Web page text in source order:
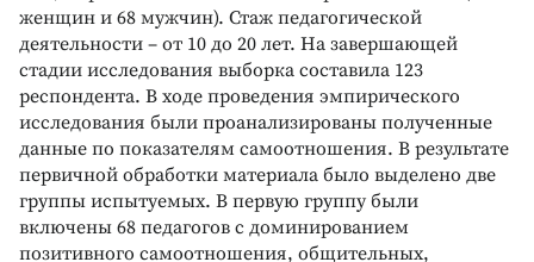
женщин и 68 мужчин). Стаж педагогической
деятельности – от 10 до 20 лет. На завершающей
стадии исследования выборка составила 123
респондента. В ходе проведения эмпирического
исследования были проанализированы полученные
данные по показателям самоотношения. В результате
первичной обработки материала было выделено две
группы испытуемых. В первую группу были
включены 68 педагогов с доминированием
позитивного самоотношения, общительных,